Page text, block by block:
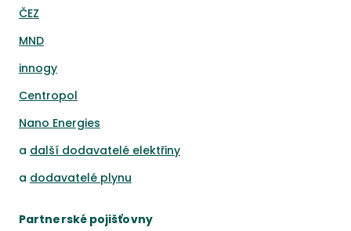
ČEZ
MND
innogy
Centropol
Nano Energies
a další dodavatelé elektřiny
a dodavatelé plynu
Partnerské pojišťovny